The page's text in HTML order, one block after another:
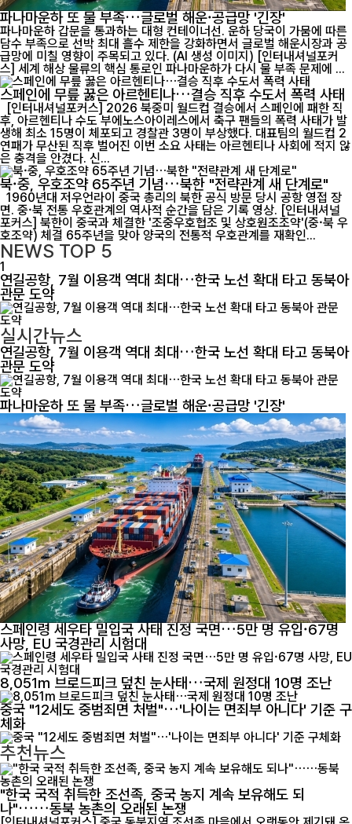
파나마운하 또 물 부족…글로벌 해운·공급망 '긴장'
파나마운하 갑문을 통과하는 대형 컨테이너선. 운하 당국이 가뭄에 따른
담수 부족으로 선박 최대 흘수 제한을 강화하면서 글로벌 해운시장과 공
급망에 미칠 영향이 주목되고 있다. (AI 생성 이미지) [인터내셔널포커
스] 세계 해상 물류의 핵심 통로인 파나마운하가 다시 물 부족 문제에 ...
스페인에 무릎 꿇은 아르헨티나…결승 직후 수도서 폭력 사태
[인터내셔널포커스] 2026 북중미 월드컵 결승에서 스페인에 패한 직
후, 아르헨티나 수도 부에노스아이레스에서 축구 팬들의 폭력 사태가 발
생해 최소 15명이 체포되고 경찰관 3명이 부상했다. 대표팀의 월드컵 2
연패가 무산된 직후 벌어진 이번 소요 사태는 아르헨티나 사회에 적지 않
은 충격을 안겼다. 신...
북·중, 우호조약 65주년 기념…북한 "전략관계 새 단계로"
면. 중·북 전통 우호관계의 역사적 순간을 담은 기록 영상. [인터내셔널
포커스] 북한이 중국과 체결한 '조중우호협조 및 상호원조조약'(중·북 우
호조약) 체결 65주년을 맞아 양국의 전통적 우호관계를 재확인...
NEWS TOP 5
1
연길공항, 7월 이용객 역대 최대…한국 노선 확대 타고 동북아
관문 도약
실시간뉴스
연길공항, 7월 이용객 역대 최대…한국 노선 확대 타고 동북아
관문 도약
파나마운하 또 물 부족…글로벌 해운·공급망 '긴장'
스페인령 세우타 밀입국 사태 진정 국면…5만 명 유입·67명
사망, EU 국경관리 시험대
8,051m 브로드피크 덮친 눈사태…국제 원정대 10명 조난
중국 "12세도 중범죄면 처벌"…'나이는 면죄부 아니다' 기준 구
체화
추천뉴스
"한국 국적 취득한 조선족, 중국 농지 계속 보유해도 되
나"……동북 농촌의 오래된 논쟁